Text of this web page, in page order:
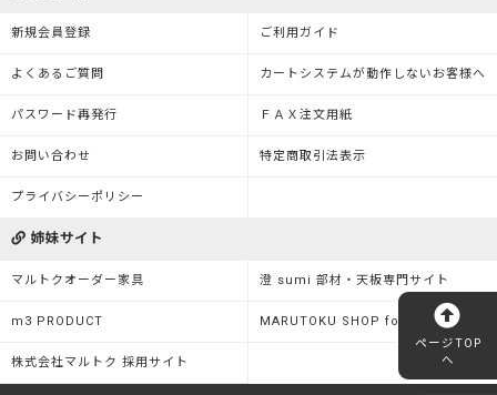
新規会員登録 ご利用ガイド
よくあるご質問 カートシステムが動作しないお客様へ
パスワード再発行 ＦＡＸ注文用紙
お問い合わせ 特定商取引法表示
プライバシーポリシー
姉妹サイト
マルトクオーダー家具 澄 sumi 部材・天板専門サイト
m3 PRODUCT MARUTOKU SHOP for Business
株式会社マルトク 採用サイト
ページTOP
へ